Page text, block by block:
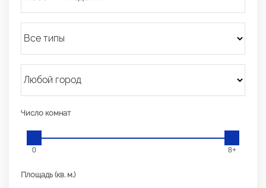
Число комнат
0 8+
Площадь (кв. м.)